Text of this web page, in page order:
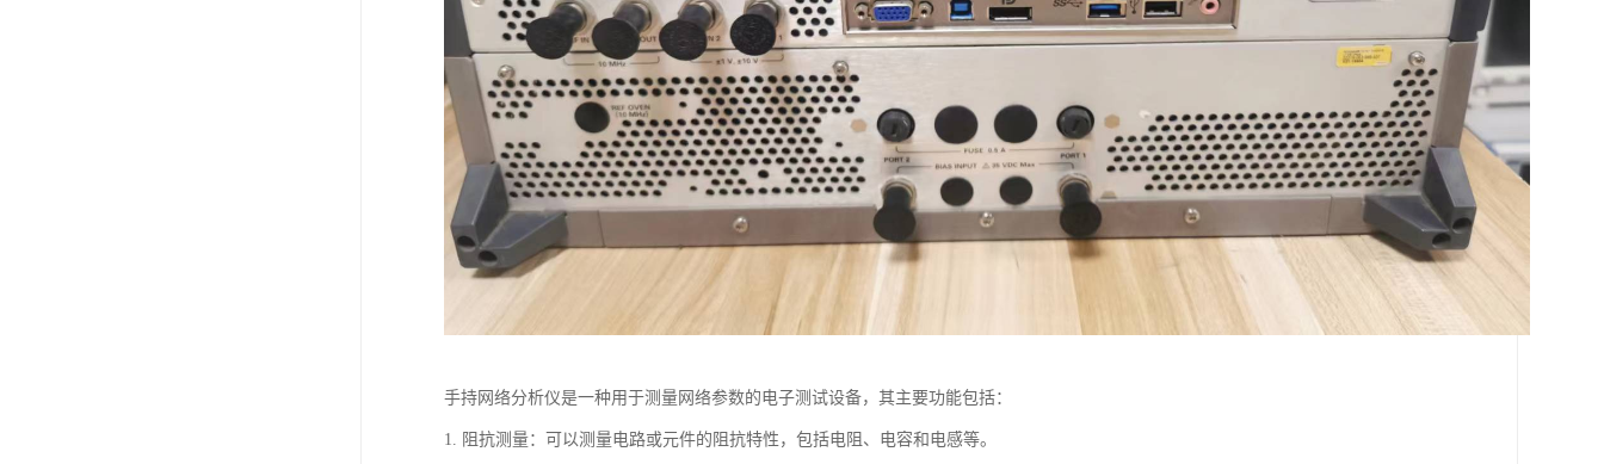
手持网络分析仪是一种用于测量网络参数的电子测试设备，其主要功能包括：
1. 阻抗测量：可以测量电路或元件的阻抗特性，包括电阻、电容和电感等。